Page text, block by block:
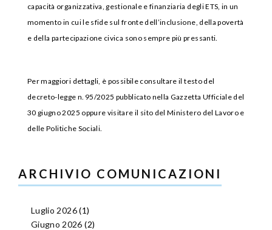
capacità organizzativa, gestionale e finanziaria degli ETS, in un
momento in cui le sfide sul fronte dell’inclusione, della povertà
e della partecipazione civica sono sempre più pressanti.
Per maggiori dettagli, è possibile consultare il testo del
decreto-legge n. 95/2025 pubblicato nella Gazzetta Ufficiale del
30 giugno 2025 oppure visitare il sito del Ministero del Lavoro e
delle Politiche Sociali.
ARCHIVIO COMUNICAZIONI
Luglio 2026(1)
Giugno 2026 (2)